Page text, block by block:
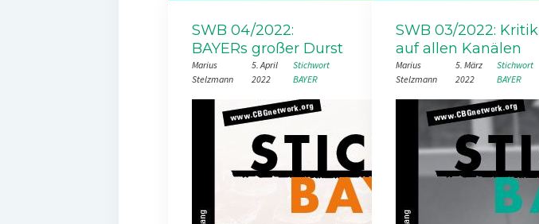
SWB 04/2022:
BAYERs großer Durst
Marius
Stelzmann
5. April
2022
Stichwort
BAYER
SWB 03/2022: Kritik
auf allen Kanälen
Marius
Stelzmann
5. März
2022
Stichwort
BAYER